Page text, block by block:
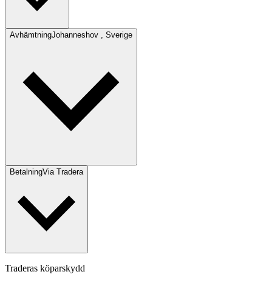
AvhämtningJohanneshov , Sverige
BetalningVia Tradera
Traderas köparskydd